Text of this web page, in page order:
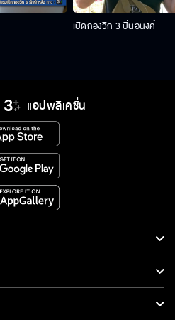
เปิดกองวิก 3 ปิ่นอนงค์
แอปพลิเคชั่น